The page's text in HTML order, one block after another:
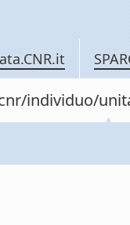
individuo/